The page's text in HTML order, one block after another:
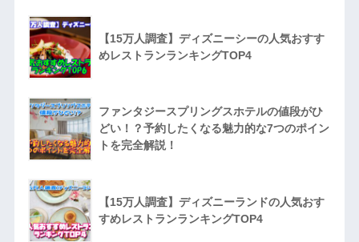
【15万人調査】ディズニーシーの人気おすす
めレストランランキングTOP4
ファンタジースプリングスホテルの値段がひ
どい！？予約したくなる魅力的な7つのポイン
トを完全解説！
【15万人調査】ディズニーランドの人気おす
すめレストランランキングTOP4